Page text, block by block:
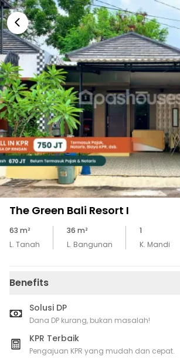
The Green Bali Resort I
63 m²
L. Tanah
36 m²
L. Bangunan
1
K. Mandi
Benefits
Solusi DP
Dana DP kurang, bukan masalah!
KPR Terbaik
Pengajuan KPR yang mudah dan cepat.